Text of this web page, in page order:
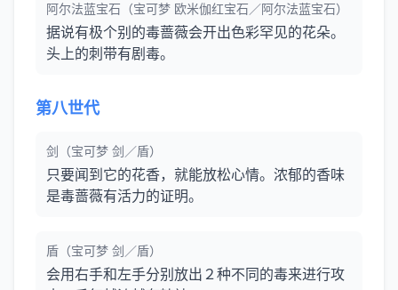
阿尔法蓝宝石（宝可梦 欧米伽红宝石／阿尔法蓝宝石）
据说有极个别的毒蔷薇会开出色彩罕见的花朵。
头上的刺带有剧毒。
第八世代
剑（宝可梦 剑／盾）
只要闻到它的花香，就能放松心情。浓郁的香味
是毒蔷薇有活力的证明。
盾（宝可梦 剑／盾）
会用右手和左手分别放出２种不同的毒来进行攻